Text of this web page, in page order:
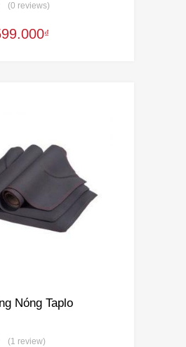
(0 reviews)
₫
Nóng Taplo
(1 review)